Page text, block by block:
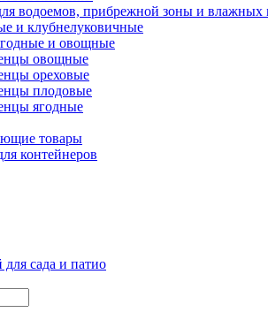
водоемов, прибрежной зоны и влажных
и клубнелуковичные
и овощные
овощные
ореховые
плодовые
ягодные
товары
контейнеров